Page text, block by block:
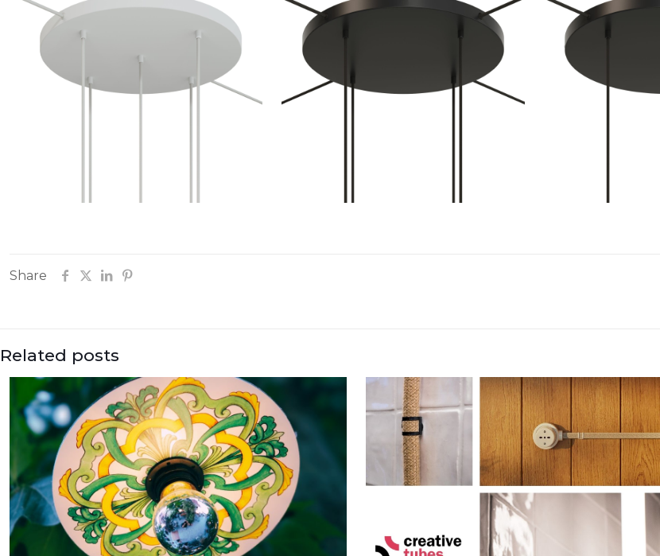
Share
Related posts